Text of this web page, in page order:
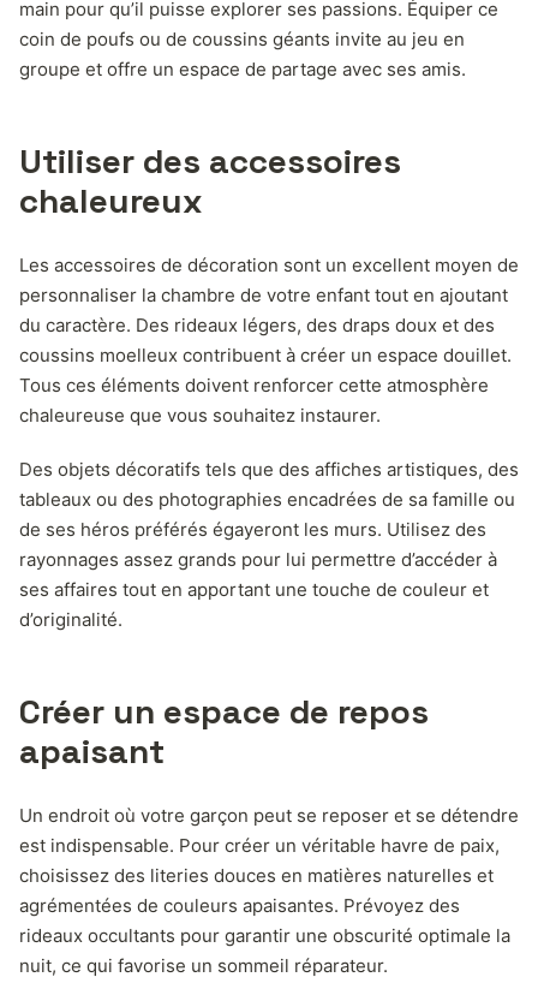
main pour qu’il puisse explorer ses passions. Équiper ce
coin de poufs ou de coussins géants invite au jeu en
groupe et offre un espace de partage avec ses amis.
Utiliser des accessoires
chaleureux
Les accessoires de décoration sont un excellent moyen de
personnaliser la chambre de votre enfant tout en ajoutant
du caractère. Des rideaux légers, des draps doux et des
coussins moelleux contribuent à créer un espace douillet.
Tous ces éléments doivent renforcer cette atmosphère
chaleureuse que vous souhaitez instaurer.
Des objets décoratifs tels que des affiches artistiques, des
tableaux ou des photographies encadrées de sa famille ou
de ses héros préférés égayeront les murs. Utilisez des
rayonnages assez grands pour lui permettre d’accéder à
ses affaires tout en apportant une touche de couleur et
d’originalité.
Créer un espace de repos
apaisant
Un endroit où votre garçon peut se reposer et se détendre
est indispensable. Pour créer un véritable havre de paix,
choisissez des literies douces en matières naturelles et
agrémentées de couleurs apaisantes. Prévoyez des
rideaux occultants pour garantir une obscurité optimale la
nuit, ce qui favorise un sommeil réparateur.